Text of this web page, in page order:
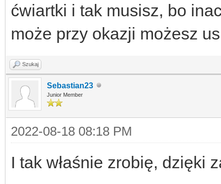
ćwiartki i tak musisz, bo
może przy okazji możesz
Szukaj
Sebastian23
Junior Member
2022-08-18 08:18 PM
I tak właśnie zrobię, dzięki